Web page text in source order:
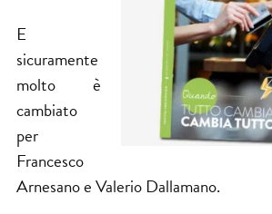
E
sicuramente
molto è
cambiato
per
Francesco
Arnesano e Valerio Dallamano.